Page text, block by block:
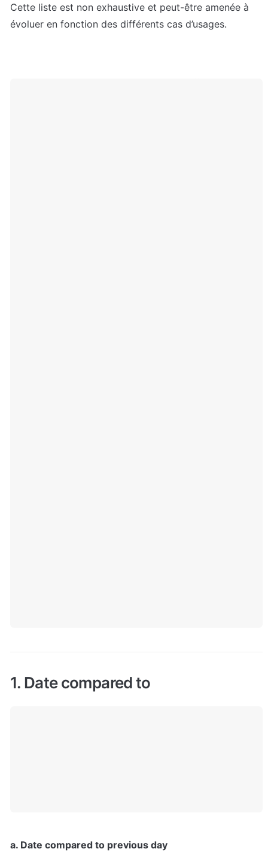
Cette liste est non exhaustive et peut-être amenée à
évoluer en fonction des différents cas d’usages.
1. Date compared to
a. Date compared to previous day